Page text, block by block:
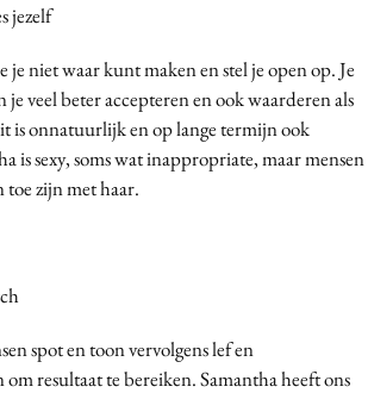
jezelf
je niet waar kunt maken en stel je open op. Je
je veel beter accepteren en ook waarderen als
is onnatuurlijk en op lange termijn ook
is sexy, soms wat inappropriate, maar mensen
toe zijn met haar.
spot en toon vervolgens lef en
resultaat te bereiken. Samantha heeft ons